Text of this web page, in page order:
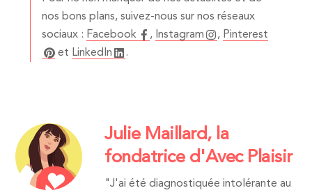
nos bons plans, suivez-nous sur nos réseaux
sociaux : Facebook , Instagram , Pinterest
et LinkedIn .
Julie Maillard, la
fondatrice d'Avec Plaisir
"J'ai été diagnostiquée intolérante au